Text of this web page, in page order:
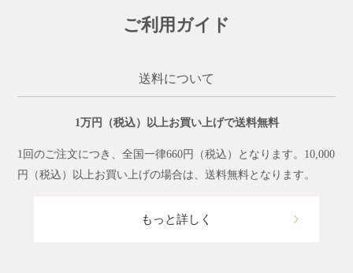
ご利用ガイド
送料について
1万円（税込）以上お買い上げで送料無料
1回のご注文につき、全国一律660円（税込）となります。10,000
円（税込）以上お買い上げの場合は、送料無料となります。
もっと詳しく